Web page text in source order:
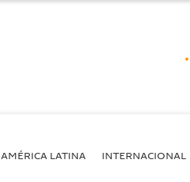
AMÉRICA LATINA INTERNACIONAL